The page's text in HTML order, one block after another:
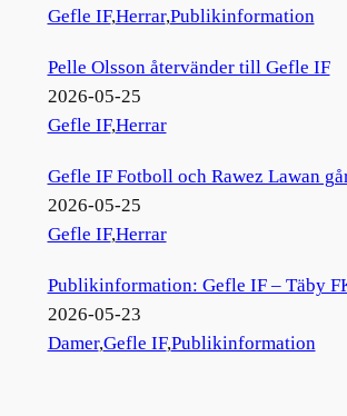
Gefle IF,Herrar,Publikinformation
Pelle Olsson återvänder till Gefle IF
2026-05-25
Gefle IF,Herrar
Gefle IF Fotboll och Rawez Lawan
2026-05-25
Gefle IF,Herrar
Publikinformation: Gefle IF – Täby
2026-05-23
Damer,Gefle IF,Publikinformation